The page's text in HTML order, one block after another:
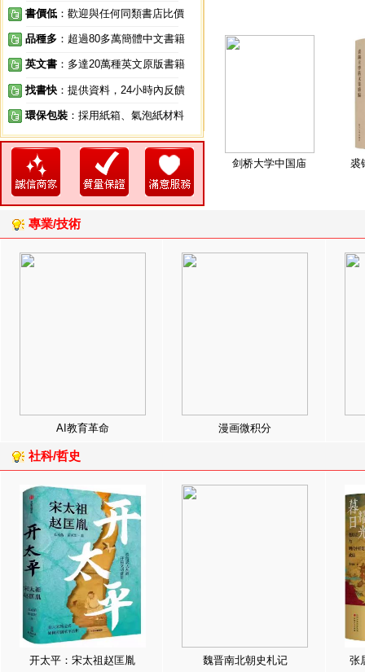
書價低 ：歡迎與任何同類書店比價
品種多 ：超過80多萬簡體中文書籍
英文書 ：多達20萬種英文原版書籍
找書快 ：提供資料，24小時內反饋
環保包裝 ：採用紙箱、氣泡紙材料
剑桥大学中国庙 裘
專業/技術
AI教育革命 漫画微积分
社科/哲史
开太平：宋太祖赵匡胤 魏晋南北朝史札记 张